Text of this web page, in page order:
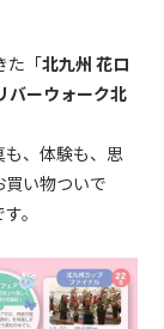
た「北九州 花ロ
バーウォーク北
、体験も、思
い物ついで
。